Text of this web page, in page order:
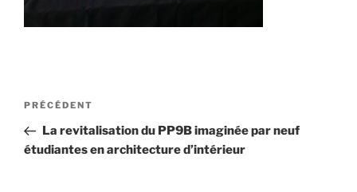
Navigation
l’article
Article
précédent
PRÉCÉDENT
La revitalisation du PP9B imaginée par neuf
étudiantes en architecture d’intérieur